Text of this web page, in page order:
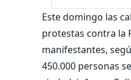
Este domingo las
protestas contra la
manifestantes,
450.000 personas